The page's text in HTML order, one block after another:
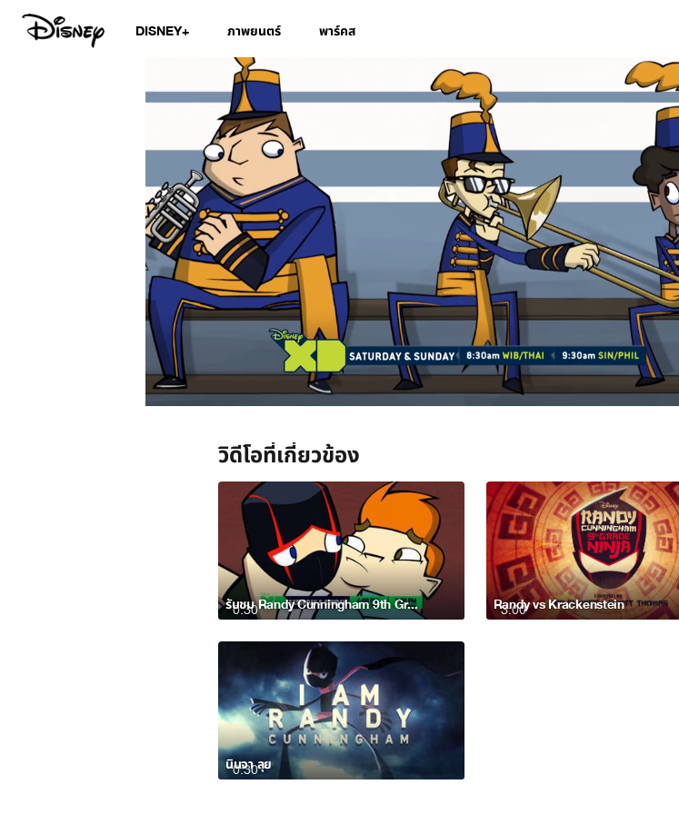
DISNEY+ ภาพยนตร์ พาร์คส
/
วิดีโอที่เกี่ยวข้อง
0:30 รับชม Randy Cunningham 9th Grade Ninja ทาง Disney XD 3:00
Randy vs Krackenstein
0:30
นินจา ลุย